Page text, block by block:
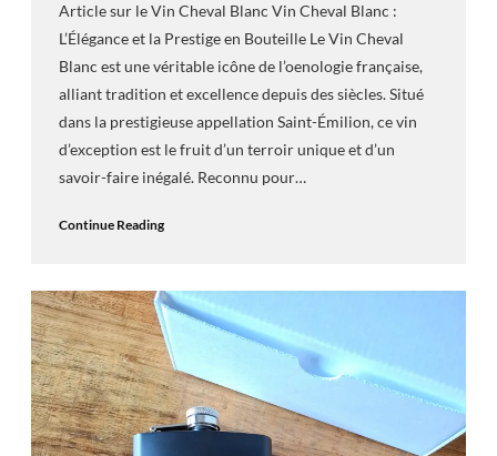
Article sur le Vin Cheval Blanc Vin Cheval Blanc :
L’Élégance et la Prestige en Bouteille Le Vin Cheval
Blanc est une véritable icône de l’oenologie française,
alliant tradition et excellence depuis des siècles. Situé
dans la prestigieuse appellation Saint-Émilion, ce vin
d’exception est le fruit d’un terroir unique et d’un
savoir-faire inégalé. Reconnu pour…
Continue Reading